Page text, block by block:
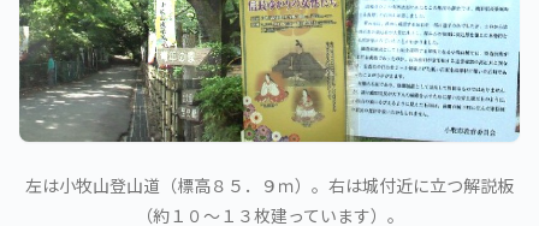
左は小牧山登山道（標高８５．９ｍ）。右は城付近に立つ解説板
（約１０～１３枚建っています）。